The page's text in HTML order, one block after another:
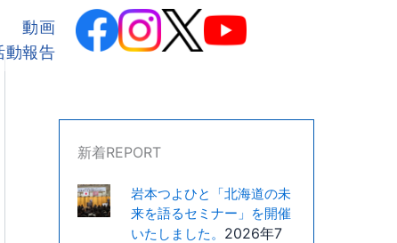
動画
動報告
新着REPORT
岩本つよひと「北海道の未
来を語るセミナー」を開催
いたしました。 2026年7
カ
テ
ゴ